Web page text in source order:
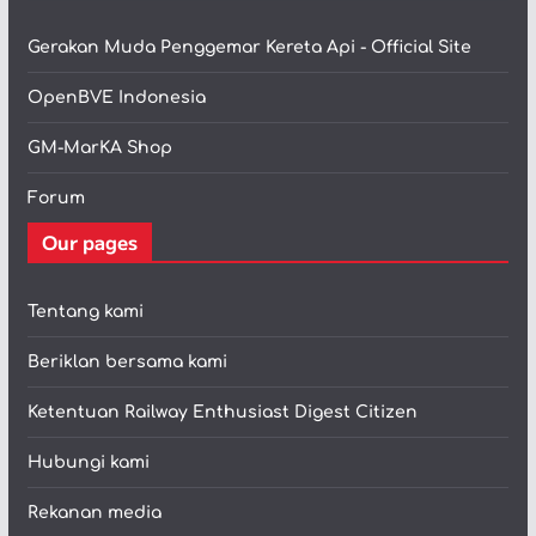
Gerakan Muda Penggemar Kereta Api - Official Site
OpenBVE Indonesia
GM-MarKA Shop
Forum
Our pages
Tentang kami
Beriklan bersama kami
Ketentuan Railway Enthusiast Digest Citizen
Hubungi kami
Rekanan media